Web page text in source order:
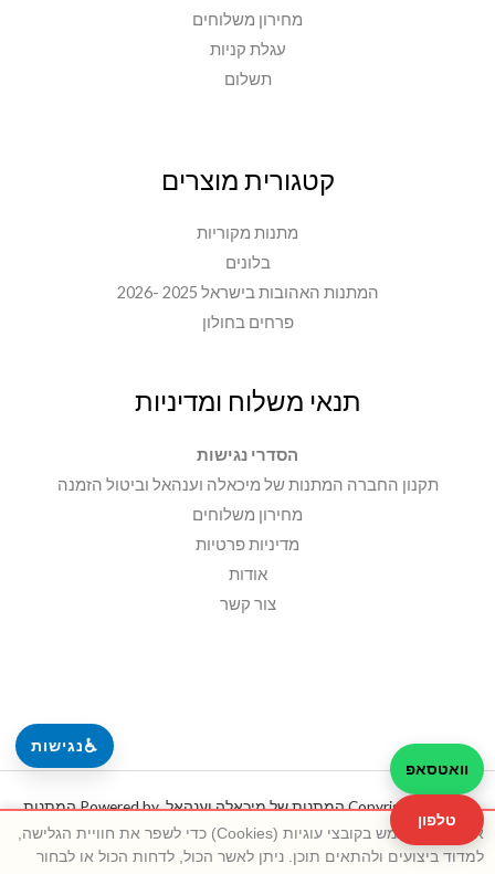
♿נגישות
מחירון משלוחים
עגלת קניות
תשלום
קטגורית מוצרים
מתנות מקוריות
בלונים
המתנות האהובות בישראל 2025 -2026
פרחים בחולון
תנאי משלוח ומדיניות
הסדרי נגישות
תקנון החברה המתנות של מיכאלה וענהאל וביטול הזמנה
מחירון משלוחים
מדיניות פרטיות
אודות
צור קשר
Copyright © 2026 המתנות של מיכאלה וענהאל. Powered by המתנות
של מיכאלה וענהאל.
וואטסאפ
טלפון
אתר זה משתמש בקובצי עוגיות (Cookies) כדי לשפר את חוויית הגלישה,
למדוד ביצועים ולהתאים תוכן. ניתן לאשר הכול, לדחות הכול או לבחור